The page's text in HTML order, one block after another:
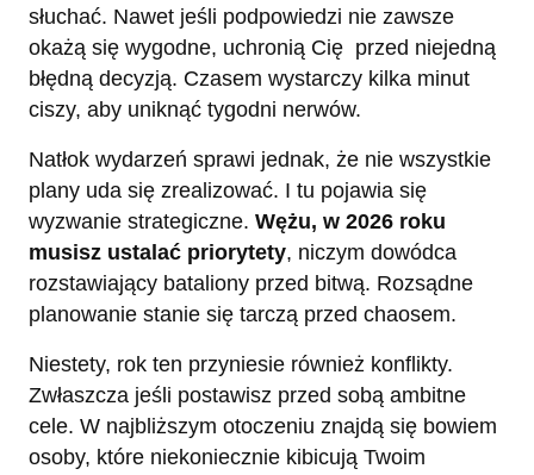
słuchać. Nawet jeśli podpowiedzi nie zawsze
okażą się wygodne, uchronią Cię przed niejedną
błędną decyzją. Czasem wystarczy kilka minut
ciszy, aby uniknąć tygodni nerwów.
Natłok wydarzeń sprawi jednak, że nie wszystkie
plany uda się zrealizować. I tu pojawia się
wyzwanie strategiczne. Wężu, w 2026 roku
musisz ustalać priorytety, niczym dowódca
rozstawiający bataliony przed bitwą. Rozsądne
planowanie stanie się tarczą przed chaosem.
Niestety, rok ten przyniesie również konflikty.
Zwłaszcza jeśli postawisz przed sobą ambitne
cele. W najbliższym otoczeniu znajdą się bowiem
osoby, które niekoniecznie kibicują Twoim